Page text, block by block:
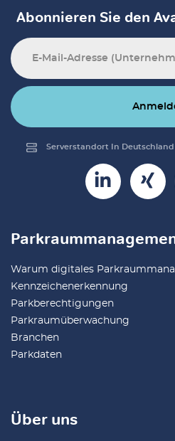
Abonnieren Sie den
Serverstandort In Deutschland
Warum digitales
Kennzeichenerkennung
Parkberechtigungen
Parkraumüberwachung
Branchen
Parkdaten
Über uns